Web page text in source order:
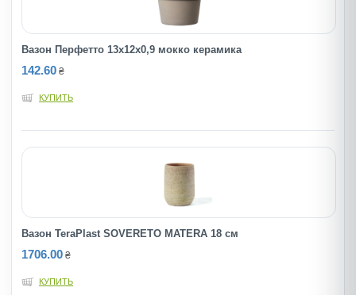
Вазон Перфетто 13х12х0,9 мокко керамика
142.60 ₴
КУПИТЬ
Вазон TeraPlast SOVERETO MATERA 18 cм
1706.00 ₴
КУПИТЬ